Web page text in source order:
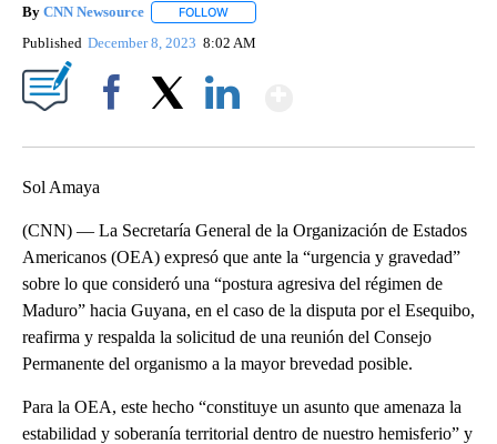
By CNN Newsource FOLLOW
Published December 8, 2023 8:02 AM
Sol Amaya
(CNN) — La Secretaría General de la Organización de Estados
Americanos (OEA) expresó que ante la “urgencia y gravedad”
sobre lo que consideró una “postura agresiva del régimen de
Maduro” hacia Guyana, en el caso de la disputa por el Esequibo,
reafirma y respalda la solicitud de una reunión del Consejo
Permanente del organismo a la mayor brevedad posible.
Para la OEA, este hecho “constituye un asunto que amenaza la
estabilidad y soberanía territorial dentro de nuestro hemisferio” y